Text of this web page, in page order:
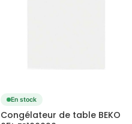
En stock
Congélateur de table BEKO